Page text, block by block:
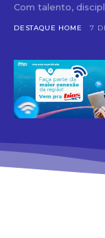
Com talento,
DESTAQUE HOME 7